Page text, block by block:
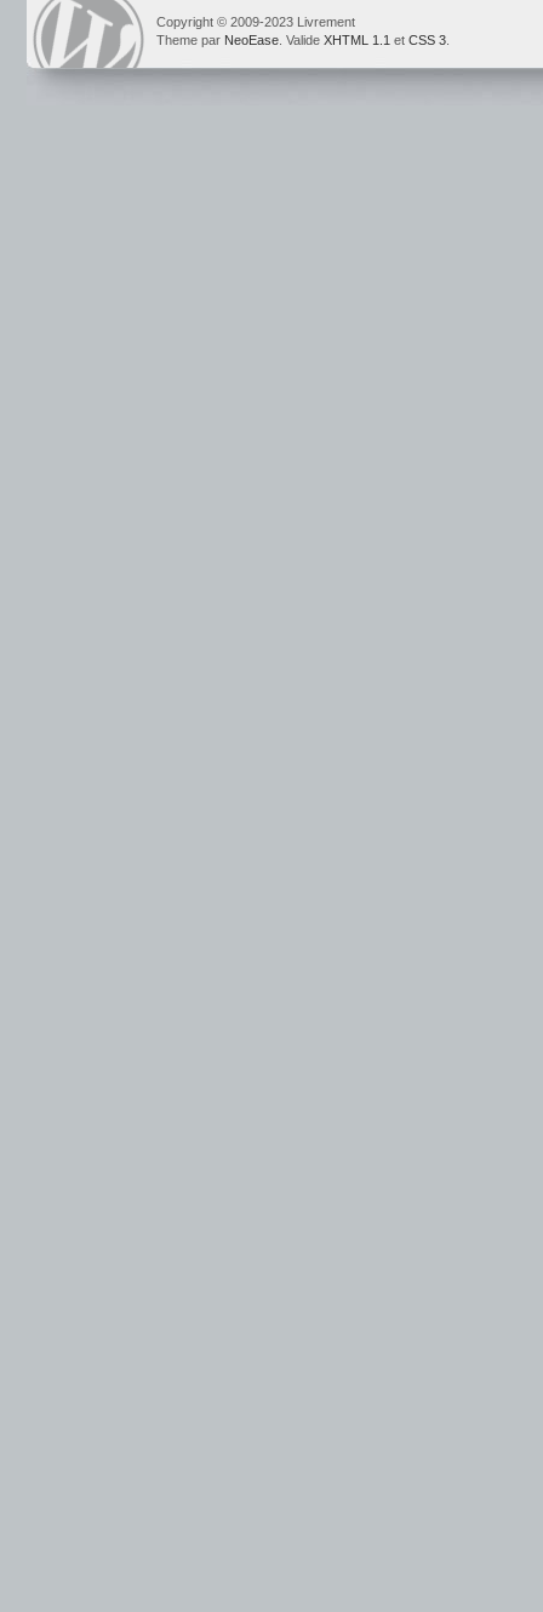
Copyright © 2009-2023 Livrement
Theme par NeoEase . Valide XHTML 1.1 et CSS 3